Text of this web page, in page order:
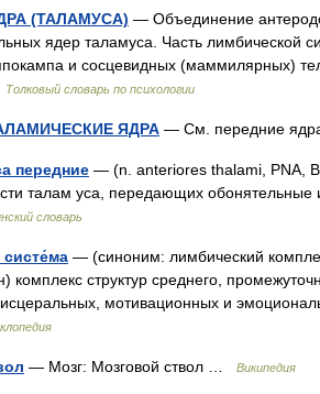
(ТАЛАМУСА) — Объединение
ядер таламуса. Часть лимбической
и сосцевидных (маммилярных)
Толковый словарь по психологии
ЯДРА — См. передние
передние — (n. anteriores thalami, PNA,
талам уса, передающих обонятельные
словарь
— (синоним: лимбический
комплекс структур среднего,
мотивационных и
— Мозг: Мозговой ствол … Википедия